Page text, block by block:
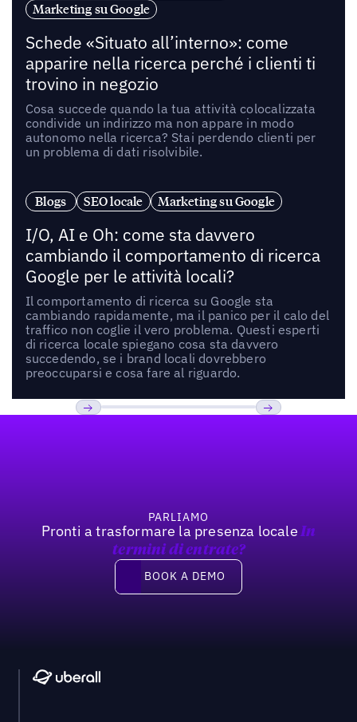
Marketing su Google
Schede «Situato all’interno»: come
apparire nella ricerca perché i clienti ti
trovino in negozio
Cosa succede quando la tua attività colocalizzata
condivide un indirizzo ma non appare in modo
autonomo nella ricerca? Stai perdendo clienti per
un problema di dati risolvibile.
Blogs SEO locale Marketing su Google
I/O, AI e Oh: come sta davvero
cambiando il comportamento di ricerca
Google per le attività locali?
Il comportamento di ricerca su Google sta
cambiando rapidamente, ma il panico per il calo del
traffico non coglie il vero problema. Questi esperti
di ricerca locale spiegano cosa sta davvero
succedendo, se i brand locali dovrebbero
preoccuparsi e cosa fare al riguardo.
PARLIAMO
Pronti a trasformare la presenza locale In
termini di entrate?
Book a demo
BOOK A DEMO